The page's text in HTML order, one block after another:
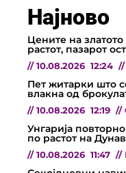
Најново
Цените на
растот, пазарот
// 10.08.2026 12:24 //
Пет житарки што
влакна од
// 10.08.2026 12:19 //
Унгарија
по растот на Дунав
// 10.08.2026 11:47 //